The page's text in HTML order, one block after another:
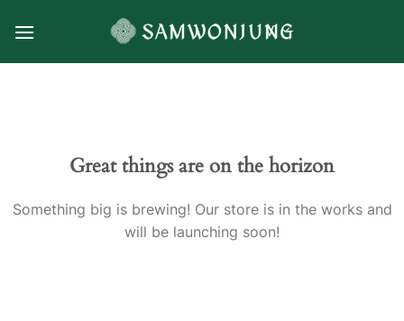
VI
Great things are on the horizon
Something big is brewing! Our store is in the works and
will be launching soon!